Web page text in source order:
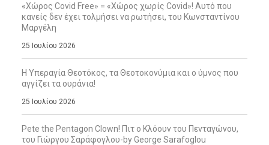
«Χώρος Covid Free» = «Χώρος χωρίς Covid»! Αυτό που
κανείς δεν έχει τολμήσει να ρωτήσει, του Κωνσταντίνου
Μαργέλη
25 Ιουλίου 2026
Η Υπεραγία Θεοτόκος, τα Θεοτοκονύμια και ο ύμνος που
αγγίζει τα ουράνια!
25 Ιουλίου 2026
Pete the Pentagon Clown! Πιτ ο Κλόουν του Πενταγώνου,
του Γιώργου Σαράφογλου-by George Sarafoglou